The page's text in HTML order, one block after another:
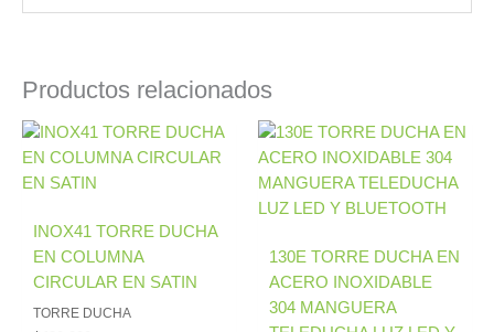
Productos relacionados
INOX41 TORRE DUCHA
EN COLUMNA
CIRCULAR EN SATIN
TORRE DUCHA
130E TORRE DUCHA EN
ACERO INOXIDABLE
304 MANGUERA